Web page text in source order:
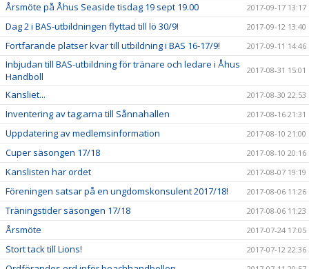
Årsmöte på Åhus Seaside tisdag 19 sept 19.00 2017-09-17 13:17
Dag 2 i BAS-utbildningen flyttad till lö 30/9! 2017-09-12 13:40
Fortfarande platser kvar till utbildning i BAS 16-17/9! 2017-09-11 14:46
Inbjudan till BAS-utbildning för tränare och ledare i Åhus
Handboll
2017-08-31 15:01
Kansliet... 2017-08-30 22:53
Inventering av tag:arna till Sånnahallen 2017-08-16 21:31
Uppdatering av medlemsinformation 2017-08-10 21:00
Cuper säsongen 17/18 2017-08-10 20:16
Kanslisten har ordet 2017-08-07 19:19
Föreningen satsar på en ungdomskonsulent 2017/18! 2017-08-06 11:26
Träningstider säsongen 17/18 2017-08-06 11:23
Årsmöte 2017-07-24 17:05
Stort tack till Lions! 2017-07-12 22:36